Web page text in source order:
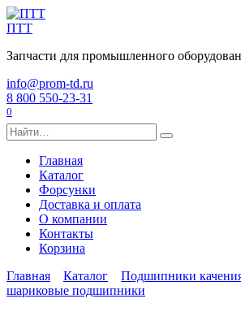
Перейти
к
ПТТ
Запчасти для промышленного
info@prom-td.ru
8 800 550-23-31
0
Search
for:
Главная
Каталог
Форсунки
Доставка и оплата
О компании
Контакты
Корзина
Главная
Каталог Подшипники
шариковые подшипники